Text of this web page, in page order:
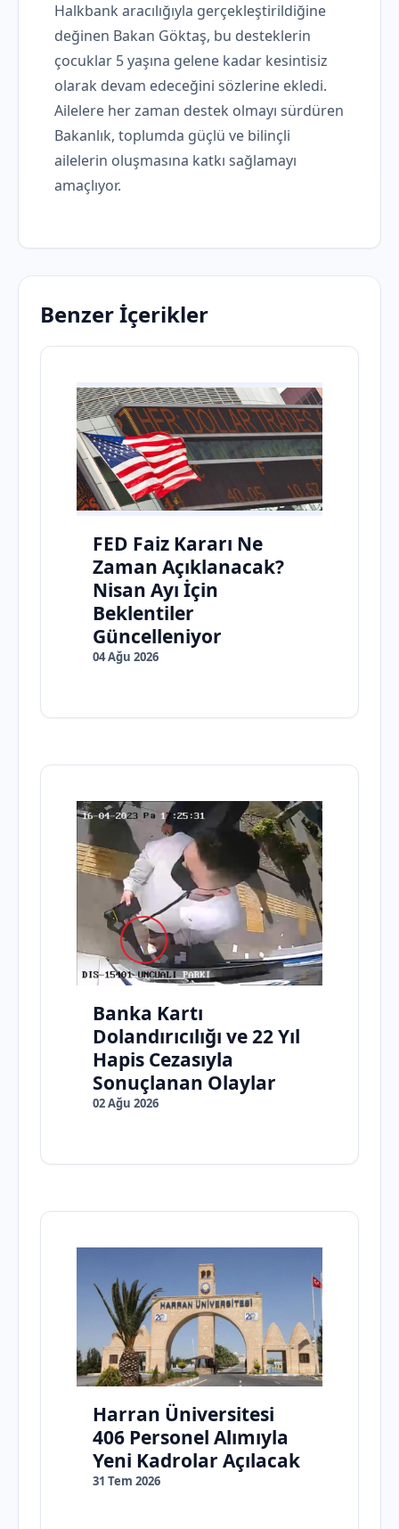
Halkbank aracılığıyla gerçekleştirildiğine
değinen Bakan Göktaş, bu desteklerin
çocuklar 5 yaşına gelene kadar kesintisiz
olarak devam edeceğini sözlerine ekledi.
Ailelere her zaman destek olmayı sürdüren
Bakanlık, toplumda güçlü ve bilinçli
ailelerin oluşmasına katkı sağlamayı
amaçlıyor.
Benzer İçerikler
FED Faiz Kararı Ne
Zaman Açıklanacak?
Nisan Ayı İçin
Beklentiler
Güncelleniyor
04 Ağu 2026
Banka Kartı
Dolandırıcılığı ve 22 Yıl
Hapis Cezasıyla
Sonuçlanan Olaylar
02 Ağu 2026
Harran Üniversitesi
406 Personel Alımıyla
Yeni Kadrolar Açılacak
31 Tem 2026